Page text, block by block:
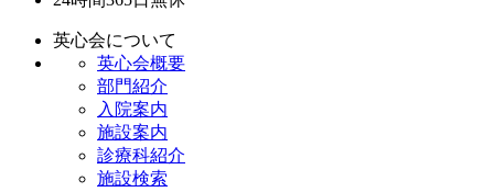
英心会について
英心会概要
部門紹介
入院案内
施設案内
診療科紹介
施設検索